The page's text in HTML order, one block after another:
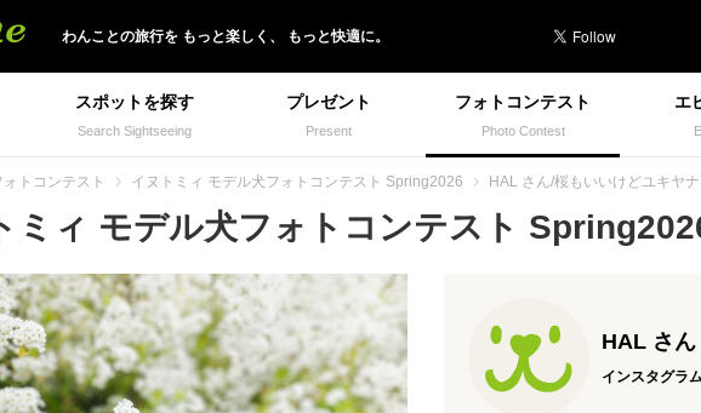
わんことの旅行を もっと楽しく、 もっと快適に。
スポットを探す
Search Sightseeing
プレゼント
Present
フォトコンテスト
Photo Contest
エ
ォトコンテスト イヌトミィ モデル犬フォトコンテスト Spring2026 HAL さん/桜もいいけどユキヤ
ミィ モデル犬フォトコンテスト
HAL さん
インスタグラ